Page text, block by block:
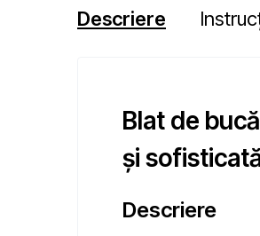
Descriere
Blat de
și
Descriere